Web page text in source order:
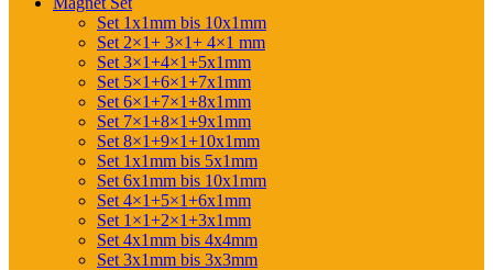
Set 1x1mm bis 10x1mm
Set 2×1+ 3×1+ 4×1 mm
Set 3×1+4×1+5x1mm
Set 5×1+6×1+7x1mm
Set 6×1+7×1+8x1mm
Set 7×1+8×1+9x1mm
Set 8×1+9×1+10x1mm
Set 1x1mm bis 5x1mm
Set 6x1mm bis 10x1mm
Set 4×1+5×1+6x1mm
Set 1×1+2×1+3x1mm
Set 4x1mm bis 4x4mm
Set 3x1mm bis 3x3mm